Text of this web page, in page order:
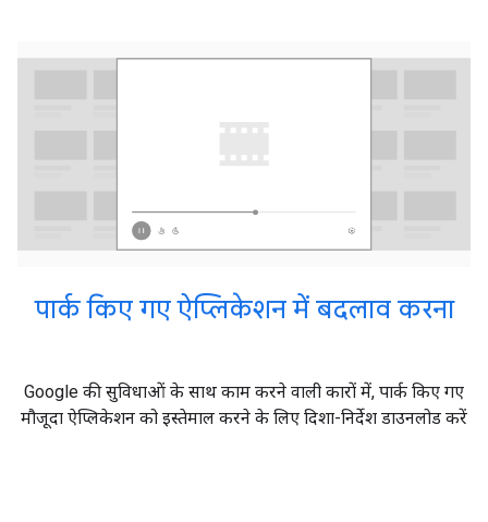
पार्क किए गए ऐप्लिकेशन में बदलाव करना
Google की सुविधाओं के साथ काम करने वाली कारों में, पार्क किए गए
मौजूदा ऐप्लिकेशन को इस्तेमाल करने के लिए दिशा-निर्देश डाउनलोड करें